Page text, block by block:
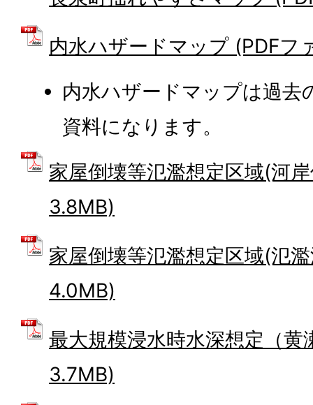
内水ハザードマップ (PDFフ
内水ハザードマップは過去
資料になります。
家屋倒壊等氾濫想定区域(河
3.8MB)
家屋倒壊等氾濫想定区域(氾
4.0MB)
最大規模浸水時水深想定（
3.7MB)